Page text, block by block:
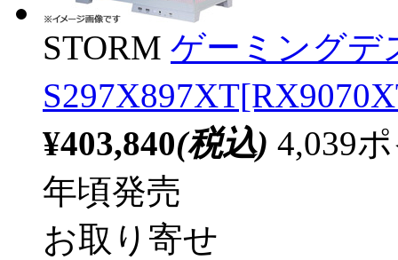
STORM ゲーミングデ
¥403,840(税込) 4,039
年頃発売
お取り寄せ